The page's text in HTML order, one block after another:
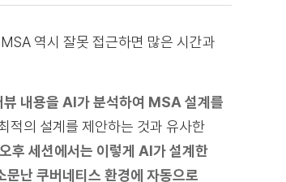
역시 잘못 접근하면 많은 시간과
뷰 내용을 AI가 분석하여 MSA 설계를
적의 설계를 제안하는 것과 유사한
오후 세션에서는 이렇게 AI가 설계한
난 쿠버네티스 환경에 자동으로